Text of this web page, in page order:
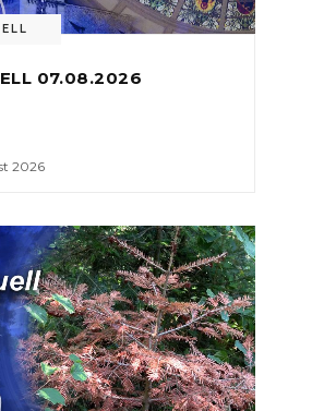
07.08.2026
2026